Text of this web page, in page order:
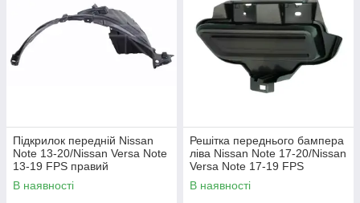
Підкрилок передній Nissan
Note 13-20/Nissan Versa Note
13-19 FPS правий
пластиковий
В наявності
Решітка переднього бампера
ліва Nissan Note 17-20/Nissan
Versa Note 17-19 FPS
В наявності